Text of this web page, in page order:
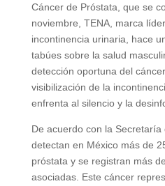
Cáncer de Próstata, que se
noviembre, TENA, marca
incontinencia urinaria, hace
tabúes sobre la salud
detección oportuna del
visibilización de la
enfrenta al silencio y la
De acuerdo con la
detectan en México más de
próstata y se registran más
asociadas. Este cáncer